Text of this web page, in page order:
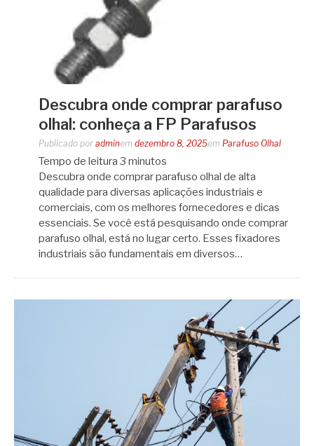
Descubra onde comprar parafuso
olhal: conheça a FP Parafusos
Publicado por adminem dezembro 8, 2025em Parafuso Olhal
Tempo de leitura 3 minutos
Descubra onde comprar parafuso olhal de alta
qualidade para diversas aplicações industriais e
comerciais, com os melhores fornecedores e dicas
essenciais. Se você está pesquisando onde comprar
parafuso olhal, está no lugar certo. Esses fixadores
industriais são fundamentais em diversos…